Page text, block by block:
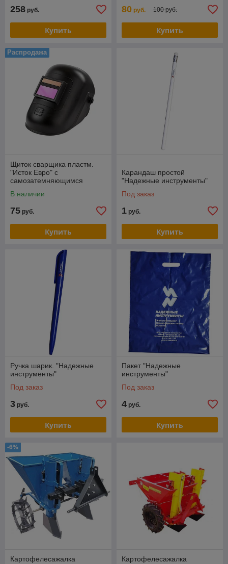
258 руб.
Купить
80 руб. 100 руб.
Купить
Распродажа
Щиток сварщика пластм.
"Исток Евро" с
самозатемняющимся
В наличии
75 руб.
Купить
Карандаш простой
"Надежные инструменты"
Под заказ
1 руб.
Купить
Ручка шарик. "Надежные
инструменты"
Под заказ
3 руб.
Купить
Пакет "Надежные
инструменты"
Под заказ
4 руб.
Купить
-6%
Картофелесажалка
Картофелесажалка